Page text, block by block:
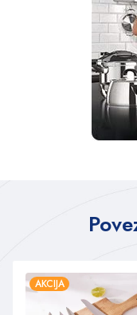
AKCIJA